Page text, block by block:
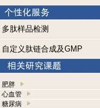
多肽样品检测
自定义肽链合成及GMP
肥胖
心血管
糖尿病